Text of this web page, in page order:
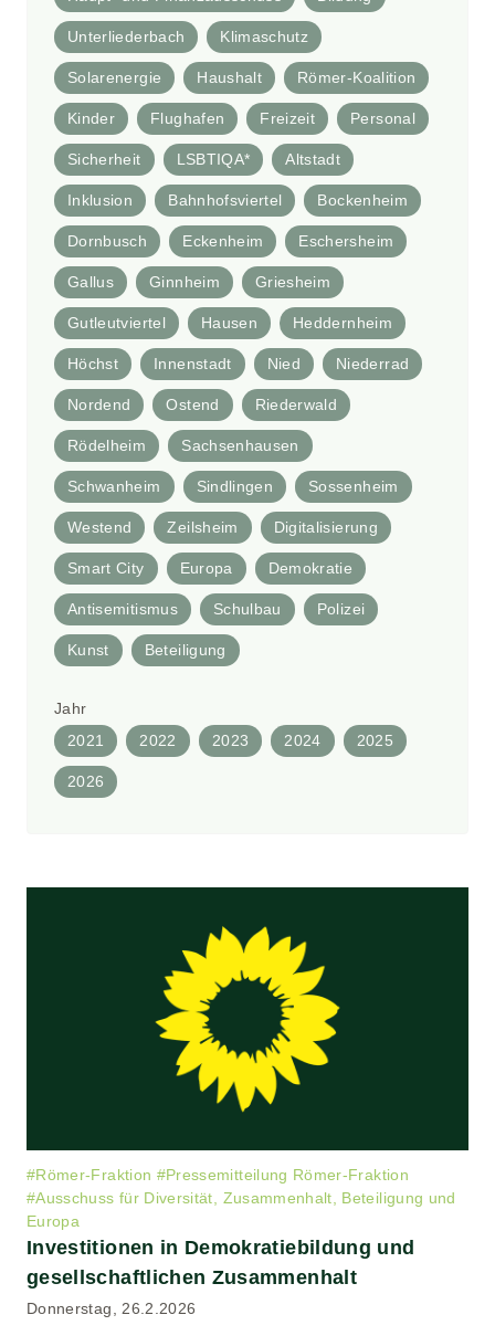
Unterliederbach Klimaschutz
Solarenergie Haushalt Römer-Koalition
Kinder Flughafen Freizeit Personal
Sicherheit LSBTIQA* Altstadt
Inklusion Bahnhofsviertel Bockenheim
Dornbusch Eckenheim Eschersheim
Gallus Ginnheim Griesheim
Gutleutviertel Hausen Heddernheim
Höchst Innenstadt Nied Niederrad
Nordend Ostend Riederwald
Rödelheim Sachsenhausen
Schwanheim Sindlingen Sossenheim
Westend Zeilsheim Digitalisierung
Smart City Europa Demokratie
Antisemitismus Schulbau Polizei
Kunst Beteiligung
Jahr
2021
2022 2023 2024 2025
2026
#Römer-Fraktion #Pressemitteilung Römer-Fraktion
#Ausschuss für Diversität, Zusammenhalt, Beteiligung und
Europa
Investitionen in Demokratiebildung und
gesellschaftlichen Zusammenhalt
Donnerstag, 26.2.2026